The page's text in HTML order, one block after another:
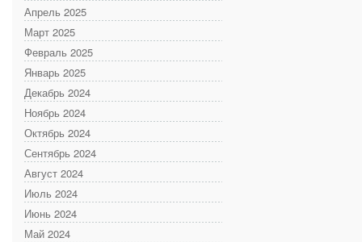
Апрель 2025
Март 2025
Февраль 2025
Январь 2025
Декабрь 2024
Ноябрь 2024
Октябрь 2024
Сентябрь 2024
Август 2024
Июль 2024
Июнь 2024
Май 2024